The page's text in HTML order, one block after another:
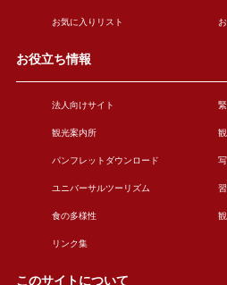
お気に入りリスト
お役立ち情報
法人向けサイト
観光案内所
パンフレットダウンロード
ユニバーサルツーリズム
食の多様性
リンク集
このサイトについて